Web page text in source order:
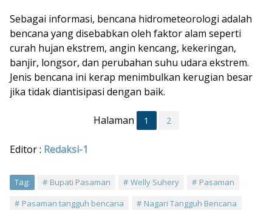
Sebagai informasi, bencana hidrometeorologi adalah
bencana yang disebabkan oleh faktor alam seperti
curah hujan ekstrem, angin kencang, kekeringan,
banjir, longsor, dan perubahan suhu udara ekstrem.
Jenis bencana ini kerap menimbulkan kerugian besar
jika tidak diantisipasi dengan baik.
Halaman 1 2
Editor : Redaksi-1
Tag: Bupati Pasaman Welly Suhery
Pasaman
Pasaman tangguh bencana
Nagari Tangguh Bencana